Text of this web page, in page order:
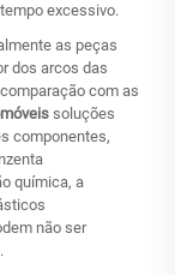
excessivo.
as peças
dos arcos das
com as
soluções
componentes,
química, a
não ser
.